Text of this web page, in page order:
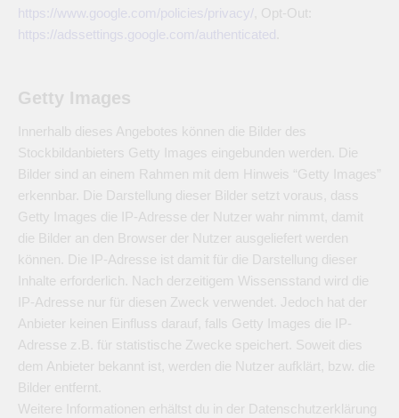
https://www.google.com/policies/privacy/ , Opt-Out:
https://adssettings.google.com/authenticated
Getty Images
Innerhalb dieses Angebotes können die Bilder des
Stockbildanbieters Getty Images eingebunden werden. Die
Bilder sind an einem Rahmen mit dem Hinweis “Getty Images”
erkennbar. Die Darstellung dieser Bilder setzt voraus, dass
Getty Images die IP-Adresse der Nutzer wahr nimmt, damit
die Bilder an den Browser der Nutzer ausgeliefert werden
können. Die IP-Adresse ist damit für die Darstellung dieser
Inhalte erforderlich. Nach derzeitigem Wissensstand wird die
IP-Adresse nur für diesen Zweck verwendet. Jedoch hat der
Anbieter keinen Einfluss darauf, falls Getty Images die IP-
Adresse z.B. für statistische Zwecke speichert. Soweit dies
dem Anbieter bekannt ist, werden die Nutzer aufklärt, bzw. die
Bilder entfernt.
Weitere Informationen erhältst du in der Datenschutzerklärung